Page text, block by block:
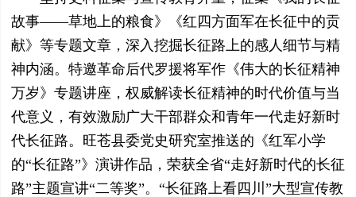
故事——草地上的粮食》《红四方面军在长征中的贡
献》等专题文章，深入挖掘长征路上的感人细节与精
神内涵。特邀革命后代罗援将军作《伟大的长征精神
万岁》专题讲座，权威解读长征精神的时代价值与当
代意义，有效激励广大干部群众和青年一代走好新时
代长征路。旺苍县委党史研究室推送的《红军小学
的“长征路”》演讲作品，荣获全省“走好新时代的长征
路”主题宣讲“二等奖”。“长征路上看四川”大型宣传教